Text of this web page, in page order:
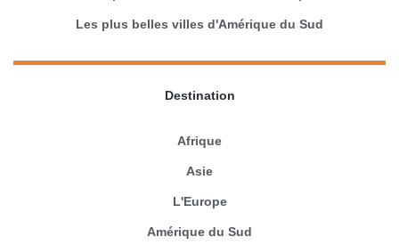
Les plus belles villes d'Amérique du Sud
Destination
Afrique
Asie
L'Europe
Amérique du Sud